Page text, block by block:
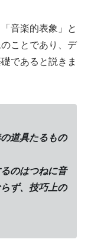
音楽的表象」と
ことであり、デ
であると説きま
道具たるもの
のはつねに音
ず、技巧上の